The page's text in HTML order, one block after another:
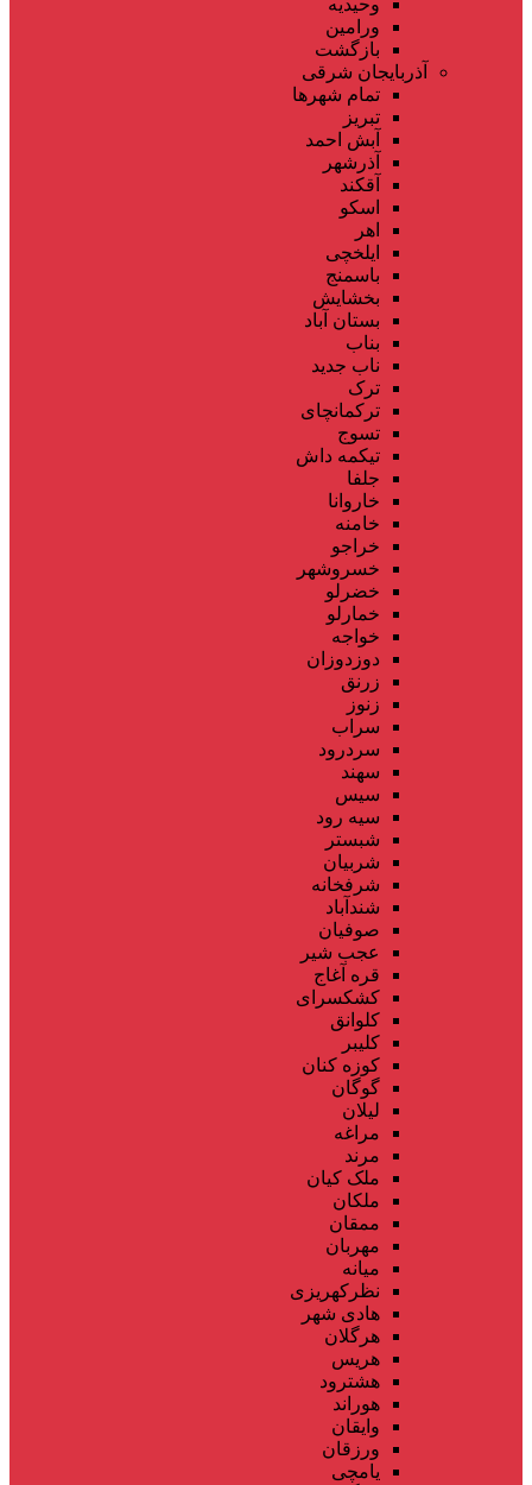
ورامین
بازگشت
آذربایجان شرقی
تمام شهر‌ها
تبریز
آبش احمد
آذرشهر
آقکند
اسکو
اهر
ایلخچی
باسمنج
بخشایش
بستان آباد
بناب
ناب جدید
ترک
ترکمانچای
تسوج
تیکمه داش
جلفا
خاروانا
خامنه
خراجو
خسروشهر
خضرلو
خمارلو
خواجه
دوزدوزان
زرنق
زنوز
سراب
سردرود
سهند
سیس
سیه رود
شبستر
شربیان
شرفخانه
شندآباد
صوفیان
عجب شیر
قره آغاج
کشکسرای
کلوانق
کلیبر
کوزه کنان
گوگان
لیلان
مراغه
مرند
ملک کیان
ملکان
ممقان
مهربان
میانه
نظرکهریزی
هادی شهر
هرگلان
هریس
هشترود
هوراند
وایقان
ورزقان
یامچی